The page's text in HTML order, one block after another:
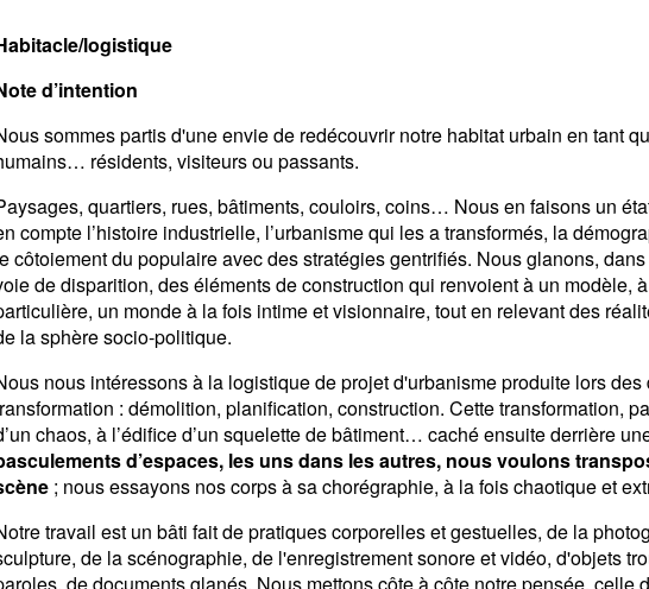
logistique
d’intention
sommes partis d'une envie de redécouvrir notre habitat urbain en tant
résidents, visiteurs ou passants.
quartiers, rues, bâtiments, couloirs, coins… Nous en faisons un
compte l’histoire industrielle, l’urbanisme qui les a transformés, la
côtoiement du populaire avec des stratégies gentrifiés. Nous glanons,
de disparition, des éléments de construction qui renvoient à un modèle,
un monde à la fois intime et visionnaire, tout en relevant des
la sphère socio-politique.
nous intéressons à la logistique de projet d'urbanisme produite lors
: démolition, planification, construction. Cette transformation,
chaos, à l’édifice d’un squelette de bâtiment… caché ensuite derrière
d’espaces, les uns dans les autres, nous voulons
; nous essayons nos corps à sa chorégraphie, à la fois chaotique et
travail est un bâti fait de pratiques corporelles et gestuelles, de la
de la scénographie, de l'enregistrement sonore et vidéo, d'objets